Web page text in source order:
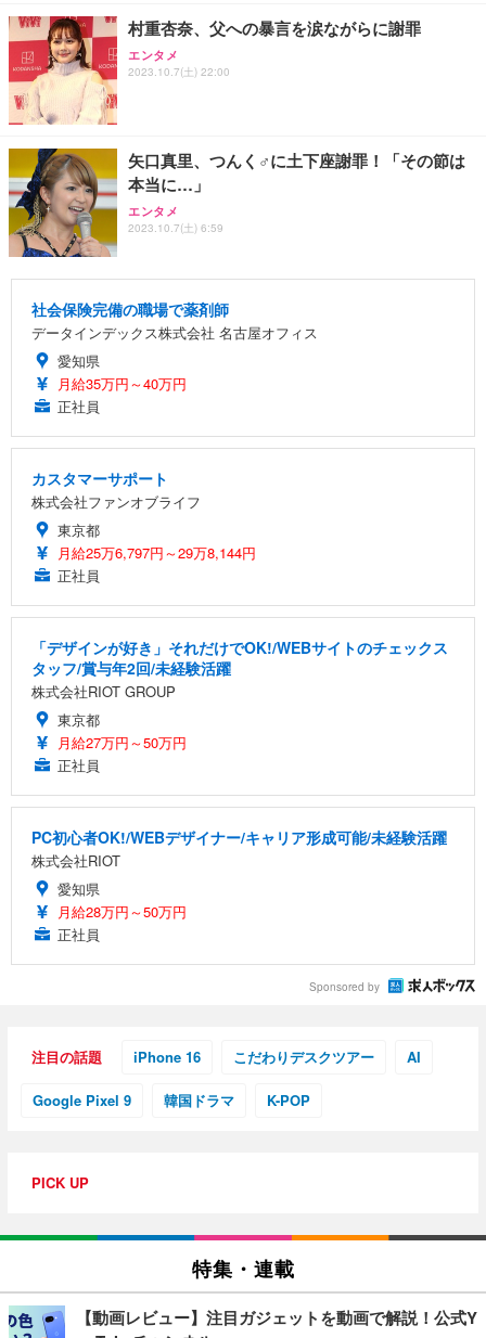
村重杏奈、父への暴言を涙ながらに謝罪
エンタメ
2023.10.7(土) 22:00
矢口真里、つんく♂に土下座謝罪！「その節は
本当に…」
エンタメ
2023.10.7(土) 6:59
社会保険完備の職場で薬剤師
データインデックス株式会社 名古屋オフィス
愛知県
月給35万円～40万円
正社員
カスタマーサポート
株式会社ファンオブライフ
東京都
月給25万6,797円～29万8,144円
正社員
「デザインが好き」それだけでOK!/WEBサイトのチェックス
タッフ/賞与年2回/未経験活躍
株式会社RIOT GROUP
東京都
月給27万円～50万円
正社員
PC初心者OK!/WEBデザイナー/キャリア形成可能/未経験活躍
株式会社RIOT
愛知県
月給28万円～50万円
正社員
Sponsored by
注目の話題 iPhone 16 こだわりデスクツアー AI
Google Pixel 9 韓国ドラマ K-POP
PICK UP
特集・連載
【動画レビュー】注目ガジェットを動画で解説！公式Y